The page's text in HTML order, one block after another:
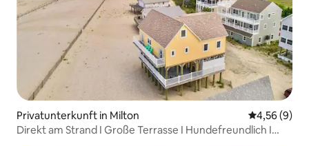
Privatunterkunft in Milton
4,56 (9)
Direkt am Strand I Große Terrasse I Hundefreundlich I